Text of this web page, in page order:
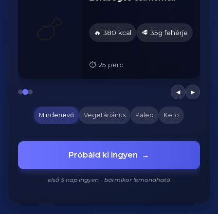
🔥 380 kcal 🥩 35g fehérje
25 perc
Mindenevő Vegetáriánus Paleo Keto
Próbáld ki ingyen
első 5 nap ingyen - bármikor lemondható